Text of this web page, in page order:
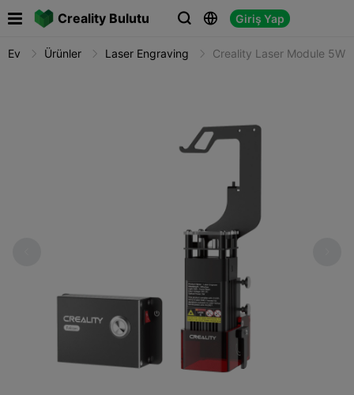
Creality Bulutu   Giriş Yap
 
Ev Ürünler Laser Engraving Creality Laser Module 5W